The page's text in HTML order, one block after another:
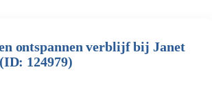
ontspannen verblijf bij Janet
124979)